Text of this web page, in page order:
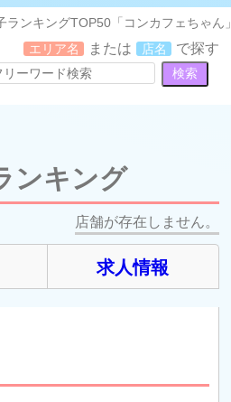
ンキングTOP50「コンカフェちゃん」
エリア名 または 店名 で探す
ンキング
店舗が存在しません。
求人情報